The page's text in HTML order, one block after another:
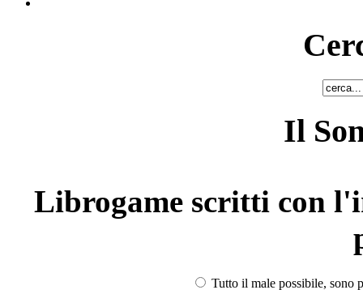
Il
Librogame scritti con
Tutto il male possibile, sono